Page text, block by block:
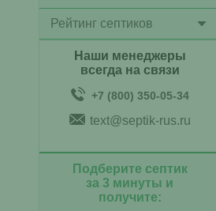
Рейтинг септиков
Наши менеджеры
всегда на связи
+7 (800) 350-05-34
text@septik-rus.ru
Подберите септик
за 3 минуты и
получите: